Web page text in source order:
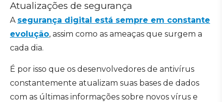
Atualizações de segurança
A segurança digital está sempre em constante
evolução, assim como as ameaças que surgem a
cada dia.
É por isso que os desenvolvedores de antivírus
constantemente atualizam suas bases de dados
com as últimas informações sobre novos vírus e